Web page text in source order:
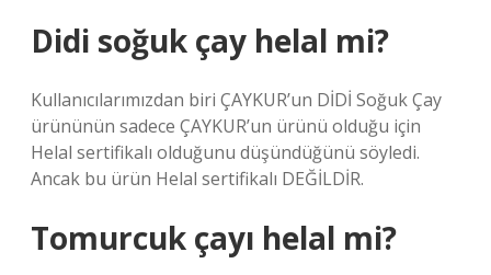
Didi soğuk çay helal mi?
Kullanıcılarımızdan biri ÇAYKUR’un DİDİ Soğuk Çay
ürününün sadece ÇAYKUR’un ürünü olduğu için
Helal sertifikalı olduğunu düşündüğünü söyledi.
Ancak bu ürün Helal sertifikalı DEĞİLDİR.
Tomurcuk çayı helal mi?